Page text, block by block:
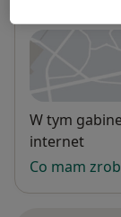
Dostępność
W tym
internet
Co mam